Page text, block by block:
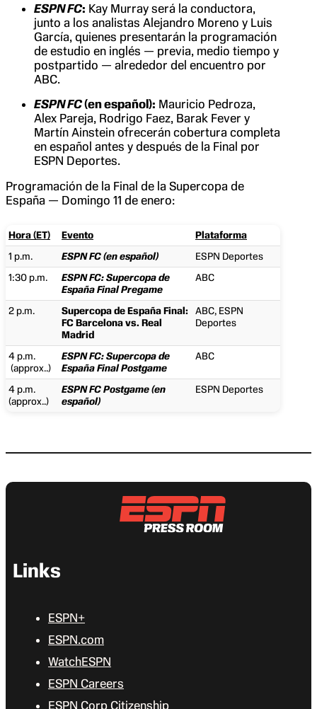
ESPN FC: Kay Murray será la conductora,
junto a los analistas Alejandro Moreno y Luis
García, quienes presentarán la programación
de estudio en inglés — previa, medio tiempo y
postpartido — alrededor del encuentro por
ABC.
ESPN FC(en español): Mauricio Pedroza,
Alex Pareja, Rodrigo Faez, Barak Fever y
Martín Ainstein ofrecerán cobertura completa
en español antes y después de la Final por
ESPN Deportes.
Programación de la Final de la Supercopa de
España — Domingo 11 de enero:
Hora (ET) Evento
Plataforma
1 p.m.
ESPN FC (en español)
ESPN Deportes
1:30 p.m.
ESPN FC: Supercopa de
España Final Pregame
ABC
2 p.m.
Supercopa de España Final:
FC Barcelona vs. Real
Madrid
ABC, ESPN
Deportes
4 p.m.
(approx..)
ESPN FC: Supercopa de
España Final Postgame
ABC
4 p.m.
(approx..)
ESPN FC Postgame (en
español)
ESPN Deportes
Links
ESPN+
ESPN.com
WatchESPN
ESPN Careers
ESPN Corp Citizenship